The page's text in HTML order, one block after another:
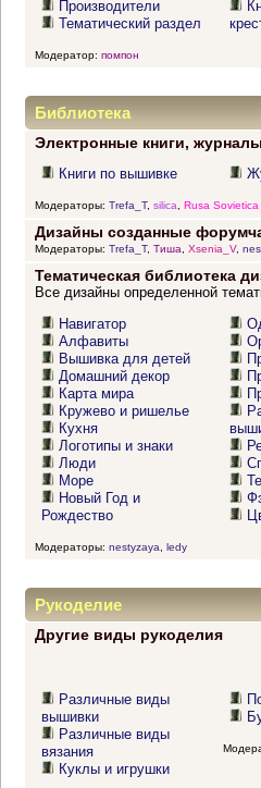
Производители
Тематический раздел
Модератор: помпон
Библиотека
Электронные книги,
Книги по вышивке
Модераторы: Trefa_T, silica Rusa Sovietica
Дизайны созданные
Модераторы: Trefa_T, Тиша, Xsenia_V,
Тематическая библиотека
Все дизайны определенной
Навигатор
Алфавиты
Вышивка для детей
Домашний декор
Карта мира
Кружево и ришелье
Кухня
Логотипы и знаки
Люди
Море
Новый Год и
Рождество
Модераторы: nestyzaya ledy
Рукоделие
Другие виды рукоделия
Различные виды
вышивки
Различные виды
вязания
Куклы и игрушки